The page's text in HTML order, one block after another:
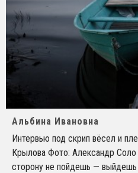
Альбина Ивановна
Интервью под скрип вёсел и
Крылова Фото: Александр
сторону не пойдешь — выйдешь